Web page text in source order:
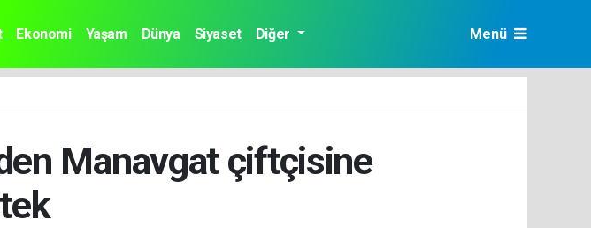
Ekonomi Yaşam Dünya Siyaset Diğer Menü
Manavgat çiftçisine